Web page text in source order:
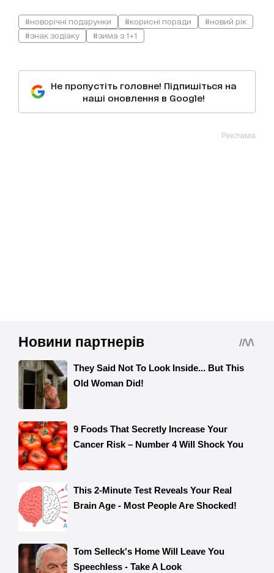
#новорічні подарунки #корисні поради
#новий рік
#знак зодіаку
#зима з 1+1
Не пропустіть головне! Підпишіться на
наші оновлення в Google!
Реклама